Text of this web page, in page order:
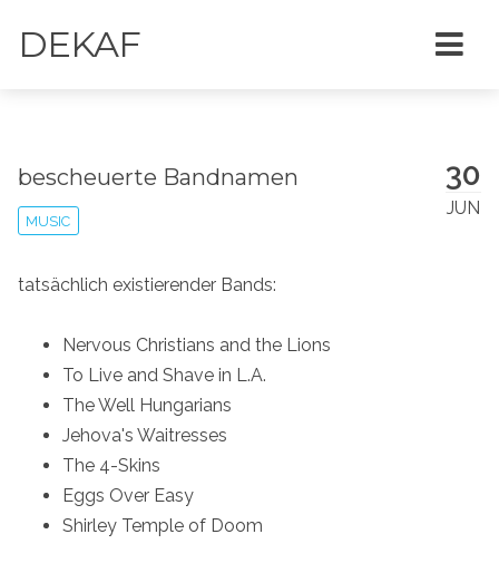
DEKAF
30
JUN
bescheuerte Bandnamen
MUSIC
tatsächlich existierender Bands:
Nervous Christians and the Lions
To Live and Shave in L.A.
The Well Hungarians
Jehova's Waitresses
The 4-Skins
Eggs Over Easy
Shirley Temple of Doom